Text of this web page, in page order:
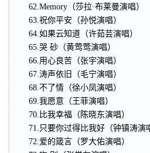
62.Memory（莎拉·布莱曼演唱）
63.祝你平安（孙悦演唱）
64.如果云知道（许茹芸演唱）
65.哭 砂（黄莺莺演唱）
66.用心良苦（张宇演唱）
67.涛声依旧（毛宁演唱）
68.不了情（徐小凤演唱）
69.我愿意（王菲演唱）
70.比我幸福（陈晓东演唱）
71.只要你过得比我好（钟镇涛演
72.爱的箴言（罗大佑演唱）